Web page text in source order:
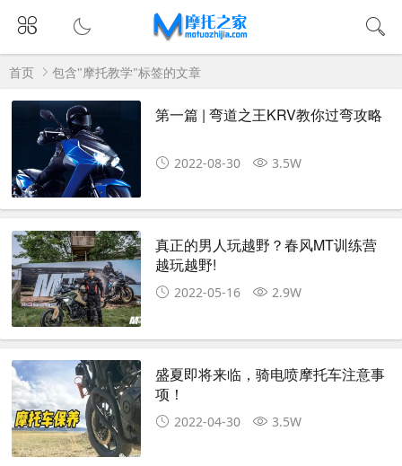
首页 包含"摩托教学"标签的文章
第一篇 | 弯道之王KRV教你过弯攻略
2022-08-30 3.5W
真正的男人玩越野？春风MT训练营
越玩越野!
2022-05-16 2.9W
盛夏即将来临，骑电喷摩托车注意事
项！
2022-04-30 3.5W